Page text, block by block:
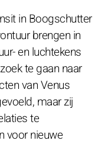
in Boogschutter
brengen in
en luchtekens
te gaan naar
van Venus
maar zij
te
voor nieuwe